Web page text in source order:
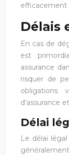
efficacement
Délais
En cas de
est
assurance
risquer de
obligations
d’assurance
Délai
Le délai